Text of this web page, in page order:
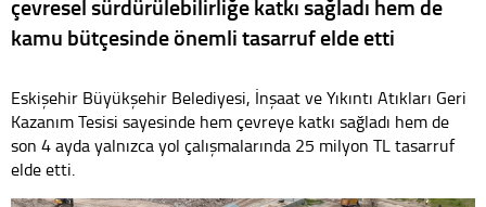
kamu bütçesinde önemli tasarruf elde etti
Eskişehir Büyükşehir Belediyesi, İnşaat ve Yıkıntı Atıkları Geri
Kazanım Tesisi sayesinde hem çevreye katkı sağladı hem de
son 4 ayda yalnızca yol çalışmalarında 25 milyon TL tasarruf
elde etti.